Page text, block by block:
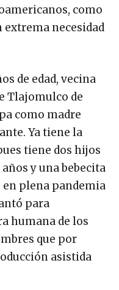
como
necesidad
de edad, vecina
Tlajomulco de
como madre
Ya tiene la
tiene dos hijos
y una bebecita
en plena pandemia
para
humana de los
que por
asistida